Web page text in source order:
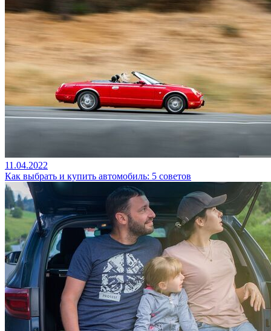
11.04.2022
Как выбрать и купить автомобиль: 5 советов